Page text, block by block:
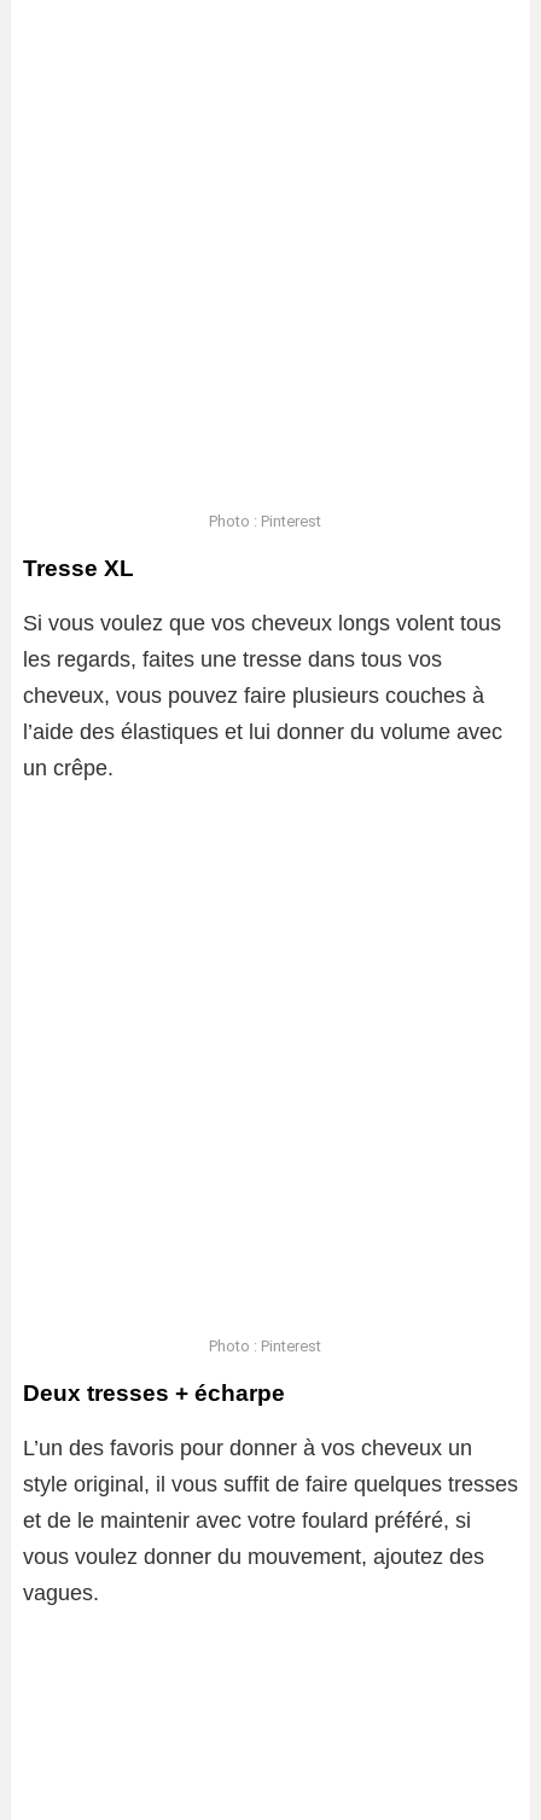
Photo : Pinterest
Tresse XL
Si vous voulez que vos cheveux longs volent tous
les regards, faites une tresse dans tous vos
cheveux, vous pouvez faire plusieurs couches à
l’aide des élastiques et lui donner du volume avec
un crêpe.
Photo : Pinterest
Deux tresses + écharpe
L’un des favoris pour donner à vos cheveux un
style original, il vous suffit de faire quelques tresses
et de le maintenir avec votre foulard préféré, si
vous voulez donner du mouvement, ajoutez des
vagues.